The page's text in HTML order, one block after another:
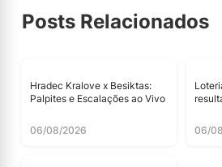
Posts Relacionados
Hradec Kralove x Besiktas:
Palpites e Escalações ao Vivo
06/08/2026 06/